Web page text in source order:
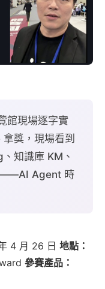
館現場逐字實
獎，現場看到
知識庫 KM、
——AI Agent 時
4 月 26 日 地點：
參賽產品：